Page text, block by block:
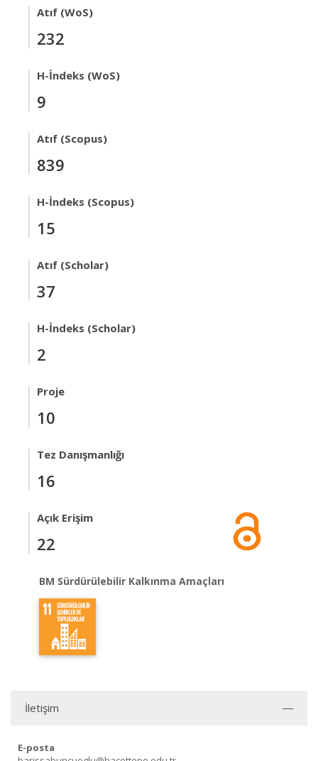
Atıf (WoS)
232
H-İndeks (WoS)
9
Atıf (Scopus)
839
H-İndeks (Scopus)
15
Atıf (Scholar)
37
H-İndeks (Scholar)
2
Proje
10
Tez Danışmanlığı
16
Açık Erişim
22
BM Sürdürülebilir Kalkınma Amaçları
İletişim
E-posta